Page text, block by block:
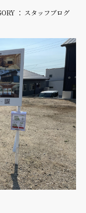
： スタッフブログ